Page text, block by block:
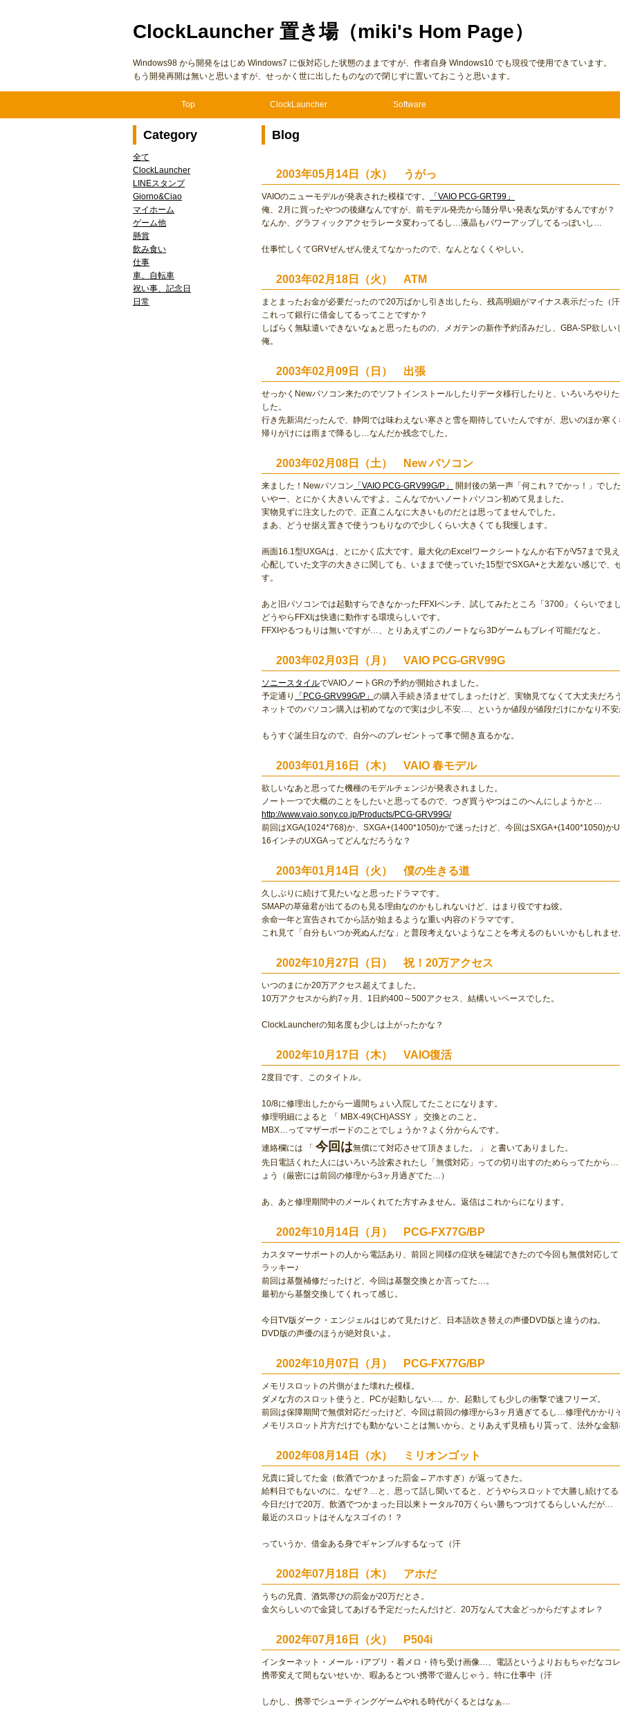
ClockLauncher 置き場（miki's Hom Page）
Windows98 から開発をはじめ Windows7 に仮対応した状態のままですが、作者自身 Windows10 でも現役で使用できています。
もう開発再開は無いと思いますが、せっかく世に出したものなので閉じずに置いておこうと思います。
Top ClockLauncher Software
Blog
2003年05月14日（水） うがっ
VAIOのニューモデルが発表された模様です。
「VAIO PCG-GRT99」
俺、2月に買ったやつの後継なんですが、前モデル発売から随分早い発表な気がするんですが？
なんか、グラフィックアクセラレータ変わってるし…液晶もパワーアップしてるっぽいし…
仕事忙しくてGRVぜんぜん使えてなかったので、なんとなくくやしい。
2003年02月18日（火） ATM
まとまったお金が必要だったので20万ばかし引き出したら、残高明細がマイナス表示だった（汗
これって銀行に借金してるってことですか？
しばらく無駄遣いできないなぁと思ったものの、メガテンの新作予約済みだし、GBA-SP欲し
俺。
2003年02月09日（日） 出張
せっかくNewパソコン来たのでソフトインストールしたりデータ移行したりと、いろいろやり
した。
行き先新潟だったんで、静岡では味わえない寒さと雪を期待していたんですが、思いのほか寒く
帰りがけには雨まで降るし…なんだか残念でした。
2003年02月08日（土） New パソコン
来ました！Newパソコン 「VAIO PCG-GRV99G/P」
開封後の第一声「何これ？でかっ！」でした
いやー、とにかく大きいんですよ。こんなでかいノートパソコン初めて見ました。
実物見ずに注文したので、正直こんなに大きいものだとは思ってませんでした。
まあ、どうせ据え置きで使うつもりなので少しくらい大きくても我慢します。
画面16.1型UXGAは、とにかく広大です。最大化のExcelワークシートなんか右下がV57まで見
心配していた文字の大きさに関しても、いままで使っていた15型でSXGA+と大差ない感じで
す。
あと旧パソコンでは起動すらできなかったFFXIベンチ、試してみたところ「3700」くらいでまし
どうやらFFXIは快適に動作する環境らしいです。
FFXIやるつもりは無いですが…、とりあえずこのノートなら3Dゲームもプレイ可能だなと。
2003年02月03日（月） VAIO PCG-GRV99G
ソニースタイルでVAIOノートGRの予約が開始されました。
予定通り
「PCG-GRV99G/P」 の購入手続き済ませてしまったけど、実物見てなくて大丈夫だろ
ネットでのパソコン購入は初めてなので実は少し不安…、というか値段が値段だけにかなり不安
もうすぐ誕生日なので、自分へのプレゼントって事で開き直るかな。
2003年01月16日（木） VAIO 春モデル
欲しいなあと思ってた機種のモデルチェンジが発表されました。
ノート一つで大概のことをしたいと思ってるので、つぎ買うやつはこのへんにしようかと…
http://www.vaio.sony.co.jp/Products/PCG-GRV99G/
前回はXGA(1024*768)か、SXGA+(1400*1050)かで迷ったけど、今回はSXGA+(1400*1050)か
16インチのUXGAってどんなだろうな？
2003年01月14日（火） 僕の生きる道
久しぶりに続けて見たいなと思ったドラマです。
SMAPの草薙君が出てるのも見る理由なのかもしれないけど、はまり役ですね彼。
余命一年と宣告されてから話が始まるような重い内容のドラマです。
これ見て「自分もいつか死ぬんだな」と普段考えないようなことを考えるのもいいかもしれませ
2002年10月27日（日） 祝！20万アクセス
いつのまにか20万アクセス超えてました。
10万アクセスから約7ヶ月、1日約400～500アクセス、結構いいペースでした。
ClockLauncherの知名度も少しは上がったかな？
2002年10月17日（木） VAIO復活
2度目です、このタイトル。
10/8に修理出したから一週間ちょい入院してたことになります。
修理明細によると 「 MBX-49(CH)ASSY 」 交換とのこと。
MBX…ってマザーボードのことでしょうか？よく分からんです。
連絡欄には 「 今回は無償にて対応させて頂きました。 」 と書いてありました。
先日電話くれた人にはいろいろ詮索されたし「無償対応」っての切り出すのためらってたから
ょう（厳密には前回の修理から3ヶ月過ぎてた…）
あ、あと修理期間中のメールくれてた方すみません。返信はこれからになります。
2002年10月14日（月） PCG-FX77G/BP
カスタマーサポートの人から電話あり、前回と同様の症状を確認できたので今回も無償対応して
ラッキー♪
前回は基盤補修だったけど、今回は基盤交換とか言ってた…。
最初から基盤交換してくれって感じ。
今日TV版ダーク・エンジェルはじめて見たけど、日本語吹き替えの声優DVD版と違うのね。
DVD版の声優のほうが絶対良いよ。
2002年10月07日（月） PCG-FX77G/BP
メモリスロットの片側がまた壊れた模様。
ダメな方のスロット使うと、PCが起動しない…。か、起動しても少しの衝撃で速フリーズ。
前回は保障期間で無償対応だったけど、今回は前回の修理から3ヶ月過ぎてるし…修理代かかり
メモリスロット片方だけでも動かないことは無いから、とりあえず見積もり貰って、法外な金額
2002年08月14日（水） ミリオンゴット
兄貴に貸してた金（飲酒でつかまった罰金←アホすぎ）が返ってきた。
給料日でもないのに、なぜ？…と、思って話し聞いてると、どうやらスロットで大勝し続けてる
今日だけで20万、飲酒でつかまった日以来トータル70万くらい勝ちつづけてるらしいんだが…
最近のスロットはそんなスゴイの！？
っていうか、借金ある身でギャンブルするなって（汗
2002年07月18日（木） アホだ
うちの兄貴、酒気帯びの罰金が20万だとさ。
金欠らしいので金貸してあげる予定だったんだけど、20万なんて大金どっからだすよオレ？
2002年07月16日（火） P504i
インターネット・メール・iアプリ・着メロ・待ち受け画像…、電話というよりおもちゃだなコレ
携帯変えて間もないせいか、暇あるとつい携帯で遊んじゃう。特に仕事中（汗
しかし、携帯でシューティングゲームやれる時代がくるとはなぁ…
Category
全て
ClockLauncher
LINEスタンプ
Giorno&Ciao
マイホーム
ゲーム他
懸賞
飲み食い
仕事
車、自転車
祝い事、記念日
日常